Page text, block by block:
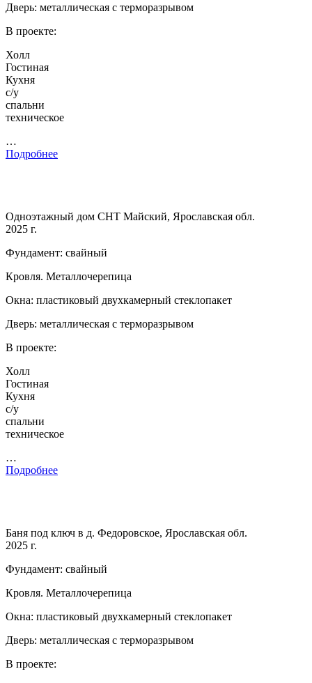
Дверь: металлическая с терморазрывом
В проекте:
Холл
Гостиная
Кухня
с/у
спальни
техническое
…
Подробнее
Одноэтажный дом СНТ Майский, Ярославская обл.
2025 г.
Фундамент: свайный
Кровля. Металлочерепица
Окна: пластиковый двухкамерный стеклопакет
Дверь: металлическая с терморазрывом
В проекте:
Холл
Гостиная
Кухня
с/у
спальни
техническое
…
Подробнее
Баня под ключ в д. Федоровское, Ярославская обл.
2025 г.
Фундамент: свайный
Кровля. Металлочерепица
Окна: пластиковый двухкамерный стеклопакет
Дверь: металлическая с терморазрывом
В проекте: